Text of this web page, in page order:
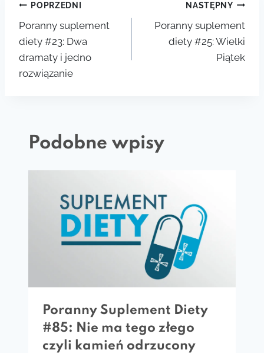
Nawigacja
wpisu
POPRZEDNI
Poranny suplement
diety #23: Dwa
dramaty i jedno
rozwiązanie
NASTĘPNY
Poranny suplement
diety #25: Wielki
Piątek
Podobne wpisy
Poranny Suplement Diety
#85: Nie ma tego złego
czyli kamień odrzucony